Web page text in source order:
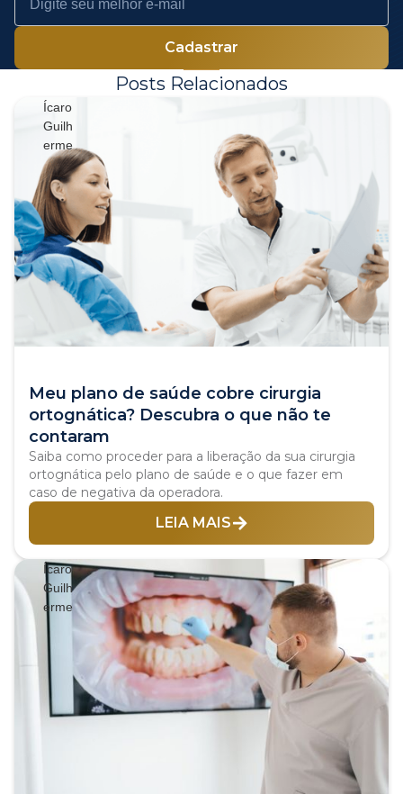
Posts Relacionados
Meu plano de saúde cobre cirurgia
ortognática? Descubra o que não te
contaram
Saiba como proceder para a liberação da sua cirurgia
ortognática pelo plano de saúde e o que fazer em
caso de negativa da operadora.
LEIA MAIS